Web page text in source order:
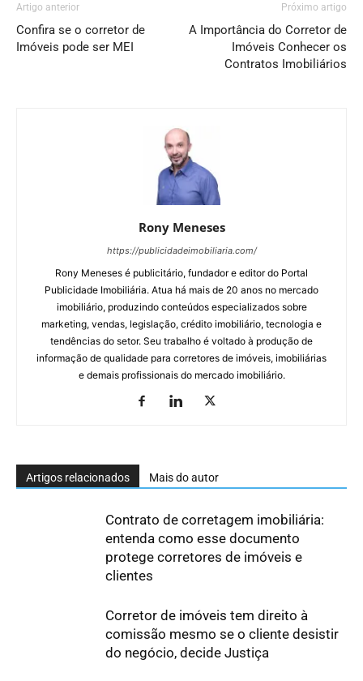
Artigo anterior
Confira se o corretor de
Imóveis pode ser MEI
Próximo artigo
A Importância do Corretor de
Imóveis Conhecer os
Contratos Imobiliários
Rony Meneses
https://publicidadeimobiliaria.com/
Rony Meneses é publicitário, fundador e editor do Portal
Publicidade Imobiliária. Atua há mais de 20 anos no mercado
imobiliário, produzindo conteúdos especializados sobre
marketing, vendas, legislação, crédito imobiliário, tecnologia e
tendências do setor. Seu trabalho é voltado à produção de
informação de qualidade para corretores de imóveis, imobiliárias
e demais profissionais do mercado imobiliário.
Artigos relacionados Mais do autor
Contrato de corretagem imobiliária:
entenda como esse documento
protege corretores de imóveis e
clientes
Corretor de imóveis tem direito à
comissão mesmo se o cliente desistir
do negócio, decide Justiça